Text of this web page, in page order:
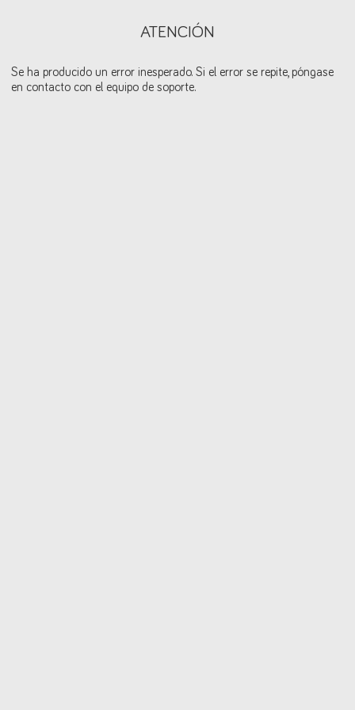
ATENCIÓN
Se ha producido un error inesperado. Si el error se repite, póngase
en contacto con el equipo de soporte.